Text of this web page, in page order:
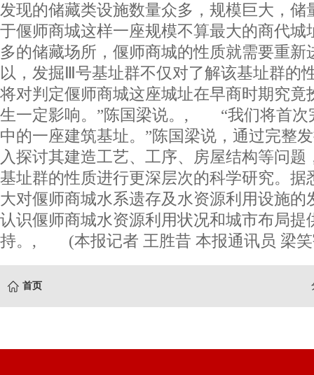
发现的储藏类设施数量众多，规模巨大，储
于偃师商城这样一座规模不算最大的商代城
多的储藏场所，偃师商城的性质就需要重新
以，发掘Ⅲ号基址群不仅对了解该基址群的
将对判定偃师商城这座城址在早商时期究竟
生一定影响。”陈国梁说。, “我们将首次
中的一座建筑基址。”陈国梁说，通过完整
入探讨其建造工艺、工序、房屋结构等问题
基址群的性质进行更深层次的科学研究。据
大对偃师商城水系遗存及水资源利用设施的
认识偃师商城水资源利用状况和城市布局提
持。, (本报记者 王胜昔 本报通讯员
首页